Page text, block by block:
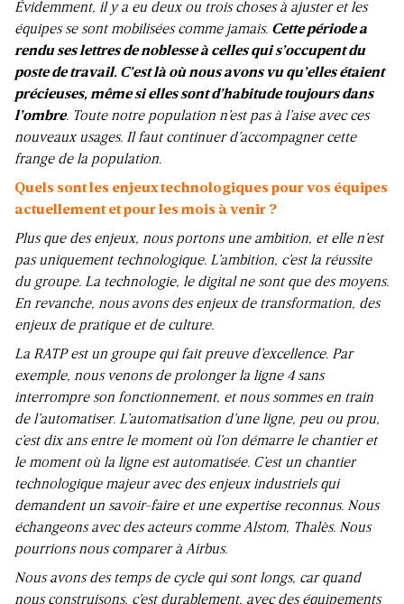
Évidemment, il y a eu deux ou trois choses à ajuster et les
équipes se sont mobilisées comme jamais. Cette période a
rendu ses lettres de noblesse à celles qui s’occupent du
poste de travail. C’est là où nous avons vu qu’elles étaient
précieuses, même si elles sont d’habitude toujours dans
l’ombre. Toute notre population n’est pas à l’aise avec ces
nouveaux usages. Il faut continuer d’accompagner cette
frange de la population.
Quels sont les enjeux technologiques pour vos équipes
actuellement et pour les mois à venir ?
Plus que des enjeux, nous portons une ambition, et elle n’est
pas uniquement technologique. L’ambition, c’est la réussite
du groupe. La technologie, le digital ne sont que des moyens.
En revanche, nous avons des enjeux de transformation, des
enjeux de pratique et de culture.
La RATP est un groupe qui fait preuve d’excellence. Par
exemple, nous venons de prolonger la ligne 4 sans
interrompre son fonctionnement, et nous sommes en train
de l’automatiser. L’automatisation d’une ligne, peu ou prou,
c’est dix ans entre le moment où l’on démarre le chantier et
le moment où la ligne est automatisée. C’est un chantier
technologique majeur avec des enjeux industriels qui
demandent un savoir-faire et une expertise reconnus. Nous
échangeons avec des acteurs comme Alstom, Thalès. Nous
pourrions nous comparer à Airbus.
Nous avons des temps de cycle qui sont longs, car quand
nous construisons, c’est durablement, avec des équipements